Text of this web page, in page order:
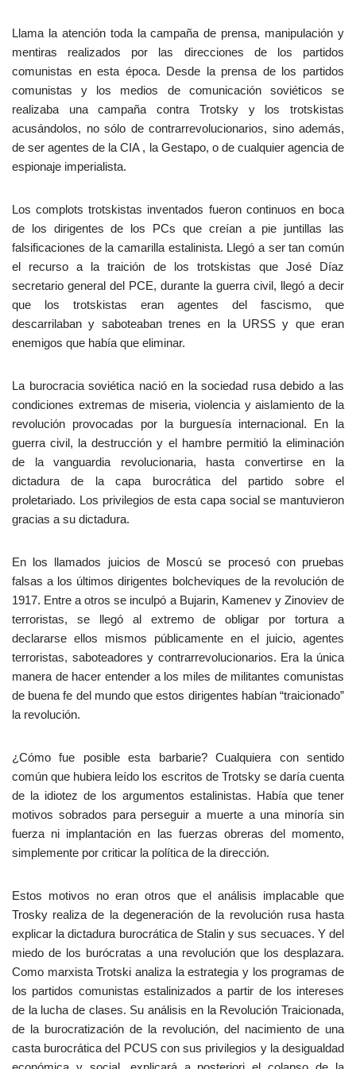
Llama la atención toda la campaña de prensa, manipulación y
mentiras realizados por las direcciones de los partidos
comunistas en esta época. Desde la prensa de los partidos
comunistas y los medios de comunicación soviéticos se
realizaba una campaña contra Trotsky y los trotskistas
acusándolos, no sólo de contrarrevolucionarios, sino además,
de ser agentes de la CIA , la Gestapo, o de cualquier agencia de
espionaje imperialista.
Los complots trotskistas inventados fueron continuos en boca
de los dirigentes de los PCs que creían a pie juntillas las
falsificaciones de la camarilla estalinista. Llegó a ser tan común
el recurso a la traición de los trotskistas que José Díaz
secretario general del PCE, durante la guerra civil, llegó a decir
que los trotskistas eran agentes del fascismo, que
descarrilaban y saboteaban trenes en la URSS y que eran
enemigos que había que eliminar.
La burocracia soviética nació en la sociedad rusa debido a las
condiciones extremas de miseria, violencia y aislamiento de la
revolución provocadas por la burguesía internacional. En la
guerra civil, la destrucción y el hambre permitió la eliminación
de la vanguardia revolucionaria, hasta convertirse en la
dictadura de la capa burocrática del partido sobre el
proletariado. Los privilegios de esta capa social se mantuvieron
gracias a su dictadura.
En los llamados juicios de Moscú se procesó con pruebas
falsas a los últimos dirigentes bolcheviques de la revolución de
1917. Entre a otros se inculpó a Bujarin, Kamenev y Zinoviev de
terroristas, se llegó al extremo de obligar por tortura a
declararse ellos mismos públicamente en el juicio, agentes
terroristas, saboteadores y contrarrevolucionarios. Era la única
manera de hacer entender a los miles de militantes comunistas
de buena fe del mundo que estos dirigentes habían “traicionado”
la revolución.
¿Cómo fue posible esta barbarie? Cualquiera con sentido
común que hubiera leído los escritos de Trotsky se daría cuenta
de la idiotez de los argumentos estalinistas. Había que tener
motivos sobrados para perseguir a muerte a una minoría sin
fuerza ni implantación en las fuerzas obreras del momento,
simplemente por criticar la política de la dirección.
Estos motivos no eran otros que el análisis implacable que
Trosky realiza de la degeneración de la revolución rusa hasta
explicar la dictadura burocrática de Stalin y sus secuaces. Y del
miedo de los burócratas a una revolución que los desplazara.
Como marxista Trotski analiza la estrategia y los programas de
los partidos comunistas estalinizados a partir de los intereses
de la lucha de clases. Su análisis en la Revolución Traicionada,
de la burocratización de la revolución, del nacimiento de una
casta burocrática del PCUS con sus privilegios y la desigualdad